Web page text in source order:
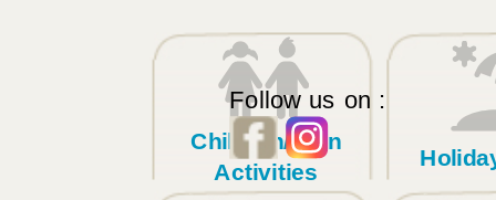
Follow us on :
Children/Teen
Activities